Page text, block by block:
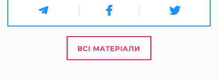
ВСІ МАТЕРІАЛИ